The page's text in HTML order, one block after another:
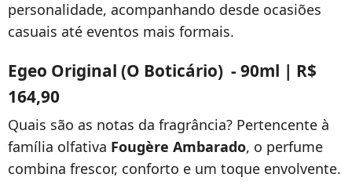
personalidade, acompanhando desde ocasiões
casuais até eventos mais formais.
Egeo Original (O Boticário) - 90ml | R$
164,90
Quais são as notas da fragrância? Pertencente à
família olfativa Fougère Ambarado, o perfume
combina frescor, conforto e um toque envolvente.